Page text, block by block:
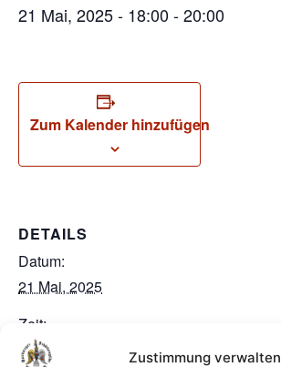
Zustimmung verwalten
21 Mai, 2025 - 18:00 -20:00
Zum Kalender hinzufügen
DETAILS
Datum:
21 Mai, 2025
Zeit:
18:00 - 20:00